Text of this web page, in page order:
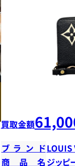
買取金額
ブランドLOUIS
商品名 ジッピ